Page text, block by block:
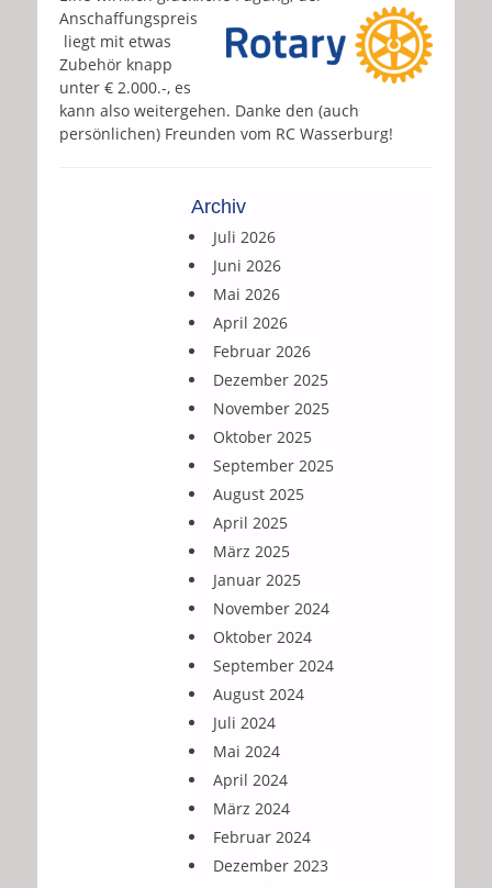
Anschaffungspreis
liegt mit etwas
Zubehör knapp
unter € 2.000.-, es
kann also weitergehen. Danke den (auch
persönlichen) Freunden vom RC Wasserburg!
Archiv
Juli 2026
Juni 2026
Mai 2026
April 2026
Februar 2026
Dezember 2025
November 2025
Oktober 2025
September 2025
August 2025
April 2025
März 2025
Januar 2025
November 2024
Oktober 2024
September 2024
August 2024
Juli 2024
Mai 2024
April 2024
März 2024
Februar 2024
Dezember 2023